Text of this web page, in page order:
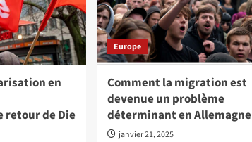
en
retour de Die
Europe
Comment la migration est
devenue un problème
déterminant en Allemagne
janvier 21, 2025